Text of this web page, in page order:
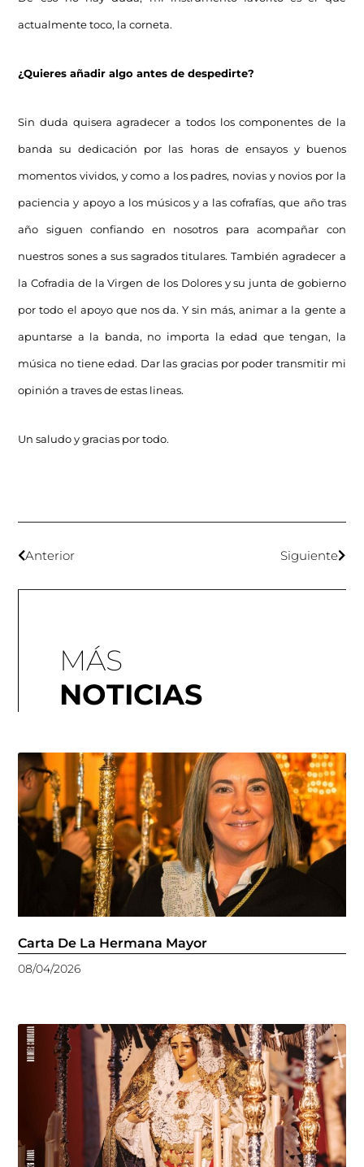
actualmente toco, la corneta.
¿Quieres añadir algo antes de despedirte?
Sin duda quisera agradecer a todos los componentes de la
banda su dedicación por las horas de ensayos y buenos
momentos vividos, y como a los padres, novias y novios por la
paciencia y apoyo a los músicos y a las cofrafías, que año tras
año siguen confiando en nosotros para acompañar con
nuestros sones a sus sagrados titulares. También agradecer a
la Cofradia de la Virgen de los Dolores y su junta de gobierno
por todo el apoyo que nos da. Y sin más, animar a la gente a
apuntarse a la banda, no importa la edad que tengan, la
música no tiene edad. Dar las gracias por poder transmitir mi
opinión a traves de estas lineas.
Un saludo y gracias por todo.
Anterior Siguiente
MÁS
NOTICIAS
Carta De La Hermana Mayor
08/04/2026